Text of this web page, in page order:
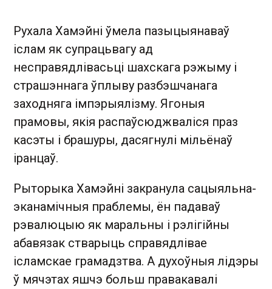
Рухала Хамэйні ўмела пазыцыянаваў
іслам як супрацьвагу ад
несправядлівасьці шахскага рэжыму і
страшэннага ўплыву разбэшчанага
заходняга імпэрыялізму. Ягоныя
прамовы, якія распаўсюджваліся праз
касэты і брашуры, дасягнулі мільёнаў
іранцаў.
Рыторыка Хамэйні закранула сацыяльна-
эканамічныя праблемы, ён падаваў
рэвалюцыю як маральны і рэлігійны
абавязак стварыць справядлівае
ісламскае грамадзтва. А духоўныя лідэры
ў мячэтах яшчэ больш правакавалі